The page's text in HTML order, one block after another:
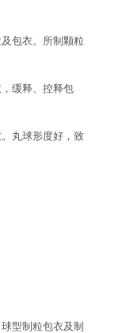
包衣。所制颗粒
缓释、控释包
丸球形度好，致
型制粒包衣及制